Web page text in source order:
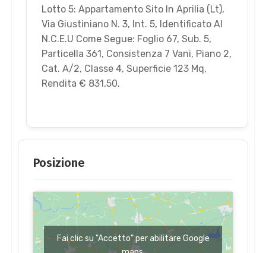
Lotto 5: Appartamento Sito In Aprilia (Lt),
Via Giustiniano N. 3, Int. 5, Identificato Al
N.C.E.U Come Segue: Foglio 67, Sub. 5,
Particella 361, Consistenza 7 Vani, Piano 2,
Cat. A/2, Classe 4, Superficie 123 Mq,
Rendita € 831,50.
Posizione
Fai clic su "Accetto" per abilitare Google